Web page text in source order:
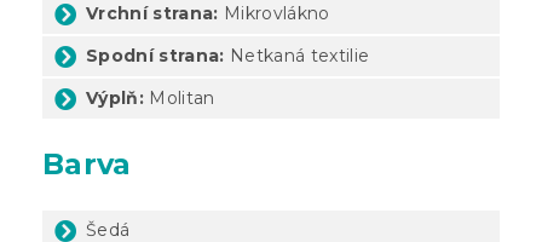
Vrchní strana: Mikrovlákno
Spodní strana: Netkaná textilie
Výplň: Molitan
Barva
Šedá